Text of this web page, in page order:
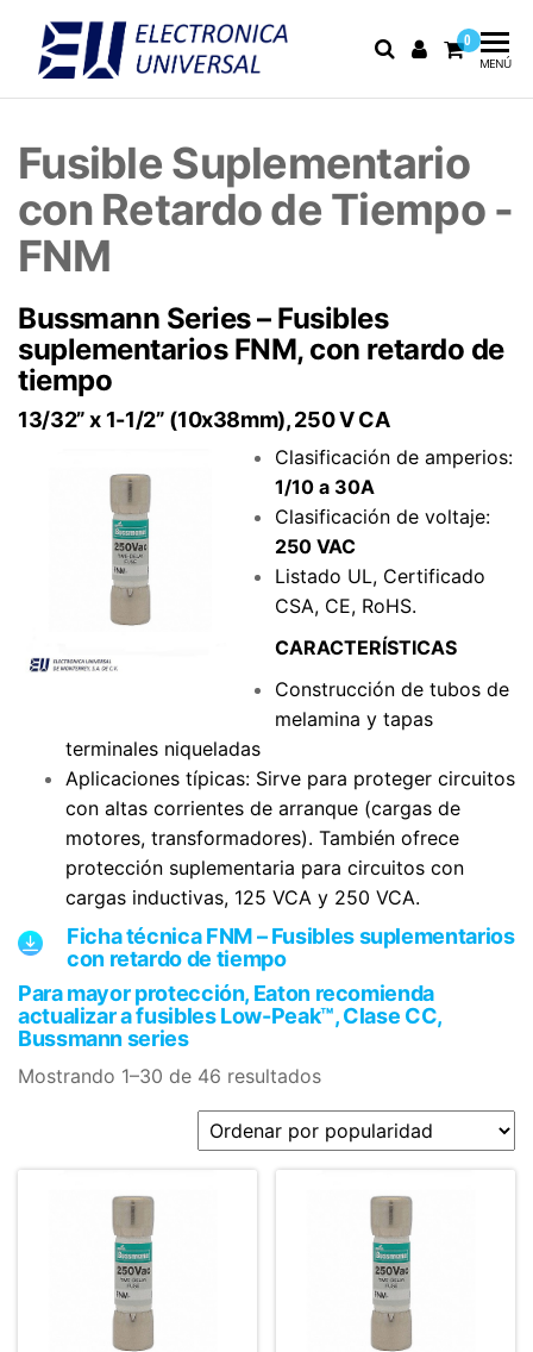
Electrónica
Universal
Electrónica
medición
0
MENÚ
Fusible Suplementario
con Retardo de Tiempo -
FNM
Bussmann Series – Fusibles
suplementarios FNM, con retardo de
tiempo
13/32” x 1-1/2” (10x38mm), 250 V CA
Clasificación de amperios:
1/10 a 30A
Clasificación de voltaje:
250 VAC
Listado UL, Certificado
CSA, CE, RoHS.
CARACTERÍSTICAS
Construcción de tubos de
melamina y tapas
terminales niqueladas
Aplicaciones típicas: Sirve para proteger circuitos
con altas corrientes de arranque (cargas de
motores, transformadores). También ofrece
protección suplementaria para circuitos con
cargas inductivas, 125 VCA y 250 VCA.
Ficha técnica FNM – Fusibles suplementarios
con retardo de tiempo
Para mayor protección, Eaton recomienda
actualizar a fusibles Low-Peak™, Clase CC,
Bussmann series
Mostrando 1–30 de 46 resultados